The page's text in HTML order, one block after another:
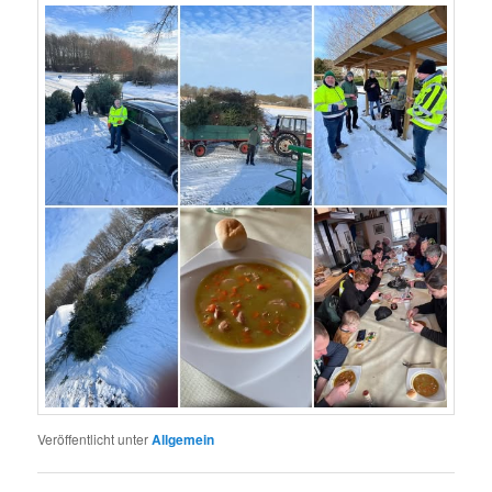
Veröffentlicht unterAllgemein